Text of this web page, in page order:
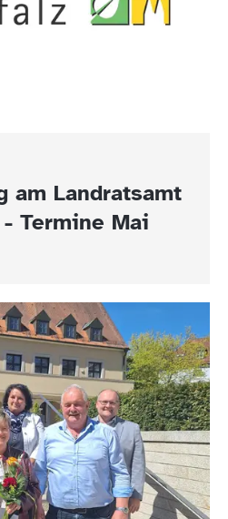
am Landratsamt
Termine Mai